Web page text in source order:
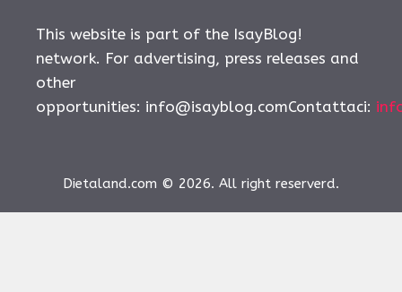
This website is part of the IsayBlog!
network. For advertising, press releases and
other
opportunities: info@isayblog.comContattaci:
Dietaland.com © 2026. All right reserverd.